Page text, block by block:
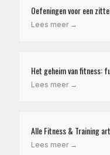
Oefeningen voor een
Lees meer →
Het geheim van fitness:
Lees meer →
Alle Fitness & Training
Lees meer →